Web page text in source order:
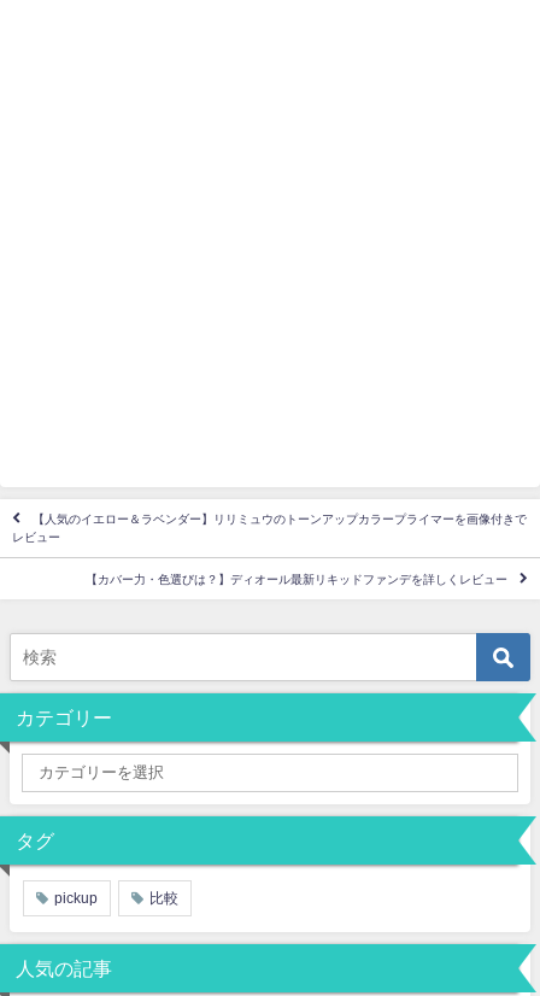
【人気のイエロー＆ラベンダー】リリミュウのトーンアップカラープライマーを画像付きで
レビュー
【カバー力・色選びは？】ディオール最新リキッドファンデを詳しくレビュー
カテゴリー
タグ
pickup 比較
人気の記事